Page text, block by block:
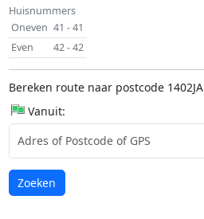
Huisnummers
Oneven 41 - 41
Even
42 - 42
Bereken route naar postcode 1402JA
Vanuit:
Laden...
Zoeken